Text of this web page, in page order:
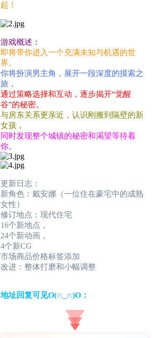
起！
游戏概述：
即将带你进入一个充满未知与机遇的世
界。
你将扮演男主角，展开一段深度的摸索之
旅，
通过策略选择和互动，逐步揭开“觉醒
谷”的秘密。
与房东关系更亲近，认识刚搬到隔壁的新
女孩，
同时发现整个城镇的秘密和渴望等待着
你。
更新日志：
新角色：戴安娜（一位住在豪宅中的成熟
女性）
修订地点：现代住宅
16个新地点，
24个新动画，
4个新CG
市场商品价格标签添加
改进：整体打磨和小幅调整
地址回复可见O(∩_∩)O：